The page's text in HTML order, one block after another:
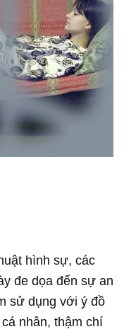
hình sự, các
đe dọa đến sự an
sử dụng với ý đồ
nhân, thậm chí